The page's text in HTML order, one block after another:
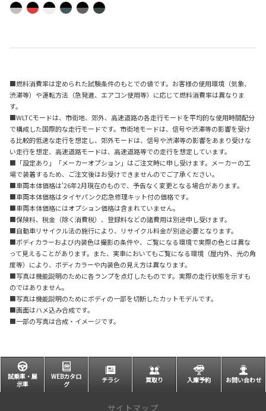
■燃料消費率は定められた試験条件のもとでの値です。お客様の使用環境（気象、
渋滞等）や運転方法（急発進、エアコン使用等）に応じて燃料消費率は異なりま
す。
■WLTCモードは、市街地、郊外、高速道路の各走行モードを平均的な使用時間配分
で構成した国際的な走行モードです。市街地モードは、信号や渋滞等の影響を受け
る比較的低速な走行を想定し、郊外モードは、信号や渋滞等の影響をあまり受けな
い走行を想定、高速道路モードは、高速道路等での走行を想定しています。
■「設定あり」「メーカーオプション」はご注文時に申し受けます。メーカーの工
場で装着するため、ご注文後はお受けできませんのでご了承ください。
■車両本体価格は'26年2月現在のもので、予告なく変更となる場合があります。
■車両本体価格はタイヤパンク応急修理キット付の価格です。
■車両本体価格にはオプション価格は含まれていません。
■保険料、税金（除く消費税）、登録料などの諸費用は別途申し受けます。
■自動車リサイクル法の施行により、リサイクル料金が別途必要となります。
■ボディカラーおよび内装色は撮影の条件や、ご覧になる環境で実際の色とは異な
って見えることがあります。また、実車においてもご覧になる環境（屋内外、光の角
度等）により、ボディカラーや内装色の見え方は異なります。
■写真は機能説明のために各ランプを点灯したものです。実際の走行状態を示すも
のではありません。
■写真は機能説明のためにボディの一部を切断したカットモデルです。
■画面はハメ込み合成です。
■一部の写真は合成・イメージです。
試乗車・展
示車
WEBカタロ
グ
チラシ 買取り 入庫予約 お問い合わせ
サイトマップ